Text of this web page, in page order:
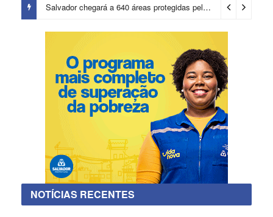
Salvador chegará a 640 áreas protegidas pela Prefeitura com investimentos em contenções de encostas e prevenção de riscos
NOTÍCIAS RECENTES